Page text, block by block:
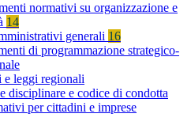
normativi su organizzazione e
14
generali 16
di programmazione strategico-
e leggi regionali
disciplinare e codice di condotta
per cittadini e imprese